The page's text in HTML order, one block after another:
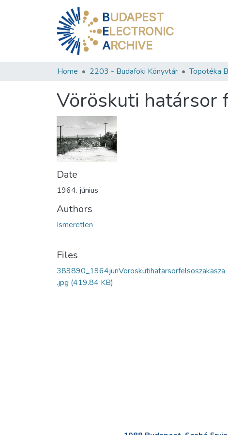
BUDAPEST
ELECTRONIC
ARCHIVE
Home 2203 - Budafoki Könyvtár Topotéka
Vöröskuti határsor
Date
1964. június
Authors
Ismeretlen
Files
389890_1964junVoroskutihatarsorfelsoszakasza
.jpg (419.84 KB)